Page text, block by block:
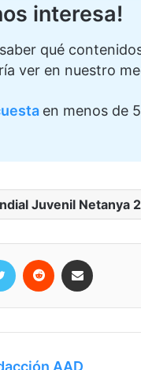
interesa!
qué
ver en nuestro
en menos de
Juvenil Netanya
Twitter Reddit
AAD